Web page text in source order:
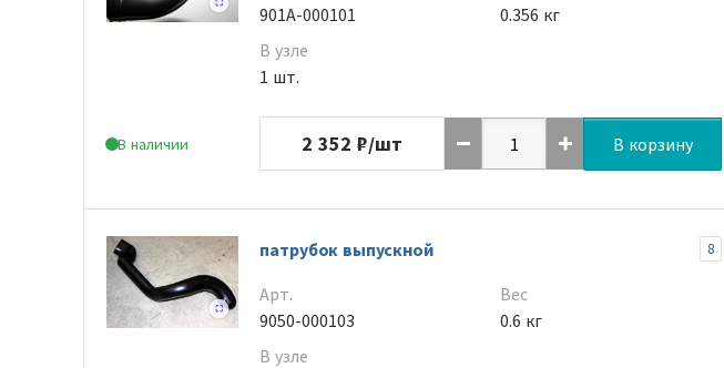
В наличии
901A-000101
В узле
1 шт.
0.356 кг
2 352 ₽/шт В корзину
патрубок выпускной 8
Арт.
9050-000103
В узле
Вес
0.6 кг